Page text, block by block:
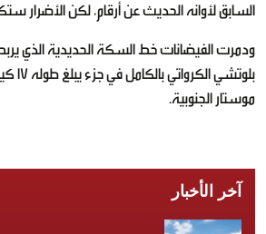
السابق لأوانه الحديث عن أرقام، لكن الأضرار
ودمرت الفيضانات خط السكة الحديدية الذي يربط
بلوتشي
موستار الجنوبية.
آخر الأخبار